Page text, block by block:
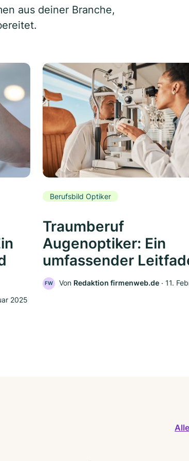
aus deiner Branche,
2025
Berufsbild Optiker
Traumberuf
Augenoptiker: Ein
umfassender
FW Von Redaktion firmenweb.de ‧ 11.